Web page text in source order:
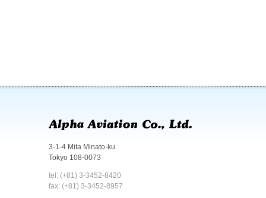
3-1-4 Mita Minato-ku
Tokyo 108-0073
tel: (+81) 3-3452-8420
fax: (+81) 3-3452-8957